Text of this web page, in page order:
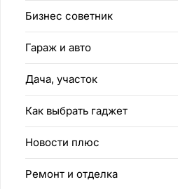
Бизнес советник
Гараж и авто
Дача, участок
Как выбрать гаджет
Новости плюс
Ремонт и отделка